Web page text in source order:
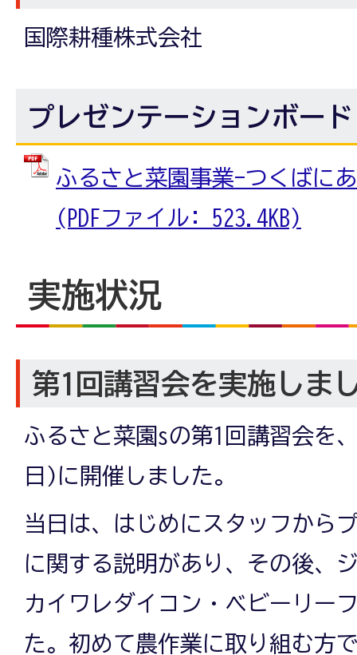
国際耕種株式会社
プレゼンテーションボード
ふるさと菜園事業-つくばに
(PDFファイル: 523.4KB)
実施状況
第1回講習会を実施しま
ふるさと菜園sの第1回講習会を
日)に開催しました。
当日は、はじめにスタッフから
に関する説明があり、その後、
カイワレダイコン・ベビーリー
た。初めて農作業に取り組む方